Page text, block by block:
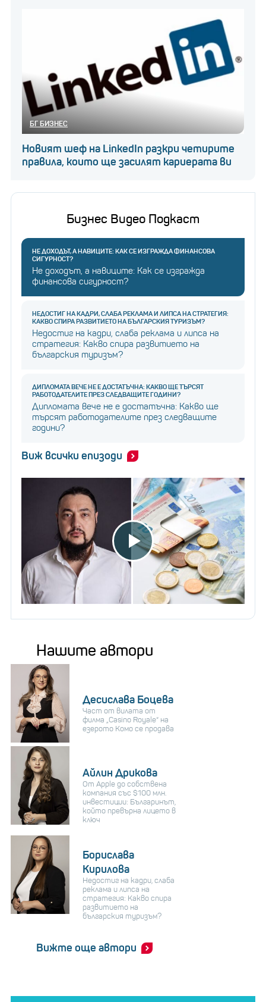
БГ БИЗНЕС
Новият шеф на LinkedIn разкри четирите
правила, които ще засилят кариерата ви
Бизнес Видео Подкаст
НЕ ДОХОДЪТ, А НАВИЦИТЕ: КАК СЕ ИЗГРАЖДА ФИНАНСОВА
СИГУРНОСТ?
Не доходът, а навиците: Как се изгражда
финансова сигурност?
НЕДОСТИГ НА КАДРИ, СЛАБА РЕКЛАМА И ЛИПСА НА СТРАТЕГИЯ:
КАКВО СПИРА РАЗВИТИЕТО НА БЪЛГАРСКИЯ ТУРИЗЪМ?
Недостиг на кадри, слаба реклама и липса на
стратегия: Какво спира развитието на
българския туризъм?
ДИПЛОМАТА ВЕЧЕ НЕ Е ДОСТАТЪЧНА: КАКВО ЩЕ ТЪРСЯТ
РАБОТОДАТЕЛИТЕ ПРЕЗ СЛЕДВАЩИТЕ ГОДИНИ?
Дипломата вече не е достатъчна: Какво ще
търсят работодателите през следващите
години?
Виж всички епизоди
Нашите автори
Десислава Боцева
Част от вилата от
филма „Casino Royale“ на
езерото Комо се продава
Айлин Дрикова
От Apple до собствена
компания със $100 млн.
инвестиции: Българинът,
който превърна лицето в
ключ
Борислава
Кирилова
Недостиг на кадри, слаба
реклама и липса на
стратегия: Какво спира
развитието на
българския туризъм?
Вижте още автори